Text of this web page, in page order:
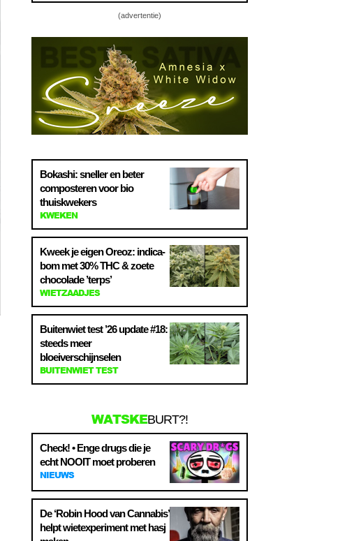
(advertentie)
Bokashi: sneller en beter
composteren voor bio
thuiskwekers
KWEKEN
Kweek je eigen Oreoz: indica-
bom met 30% THC & zoete
chocolade ’terps’
WIETZAADJES
Buitenwiet test ’26 update #18:
steeds meer
bloeiverschijnselen
BUITENWIET TEST
WATSKEBURT?!
Check! • Enge drugs die je
echt NOOIT moet proberen
NIEUWS
De ‘Robin Hood van Cannabis’
helpt wietexperiment met hasj